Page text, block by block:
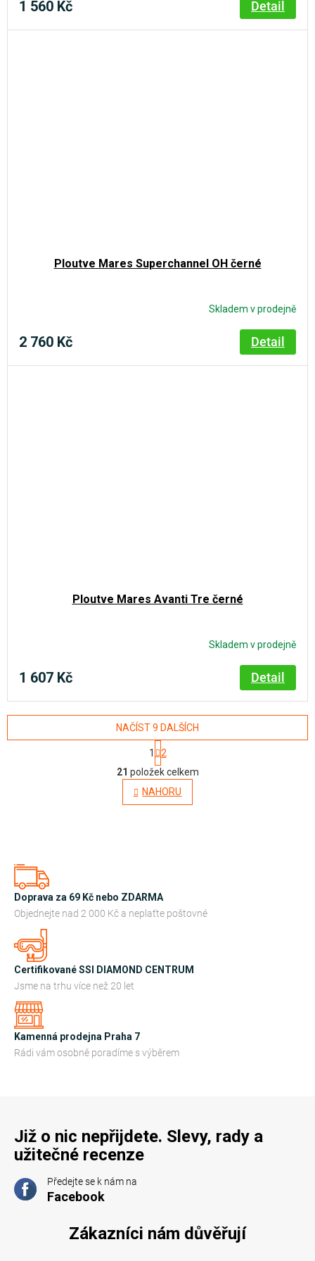
1 560 Kč Detail
Ploutve Mares Superchannel OH černé
Skladem v prodejně
2 760 Kč Detail
Ploutve Mares Avanti Tre černé
Skladem v prodejně
1 607 Kč Detail
O
v
l
í
p
k
i
NAČÍST 9 DALŠÍCH
S
t
r
á
n
k
1
2
21 položek celkem
NAHORU
Doprava za 69 Kč nebo ZDARMA
Objednejte nad 2 000 Kč a neplaťte poštovné
Certifikované SSI DIAMOND CENTRUM
Jsme na trhu více než 20 let
Kamenná prodejna Praha 7
Rádi vám osobně poradíme s výběrem
Již o nic nepřijdete. Slevy, rady a
užitečné recenze
Předejte se k nám na
Facebook
Zákazníci nám důvěřují